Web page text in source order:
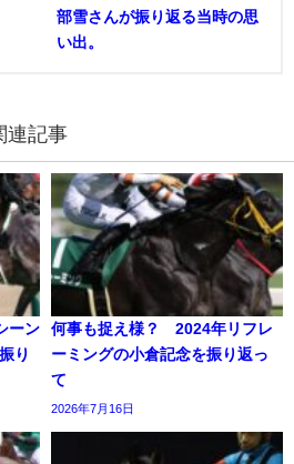
部雪さんが振り返る当時の思
い出。
連記事
ーン
り
何事も捉え様？ 2024年リフレ
ーミングの小倉記念を振り返っ
て
2026年7月16日